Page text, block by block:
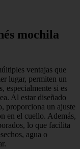
mochila
ventajas que
lugar, permiten un
especialmente si es
Al estar diseñado
proporciona un ajuste
en el cuello. Además,
lo que facilita
agua o